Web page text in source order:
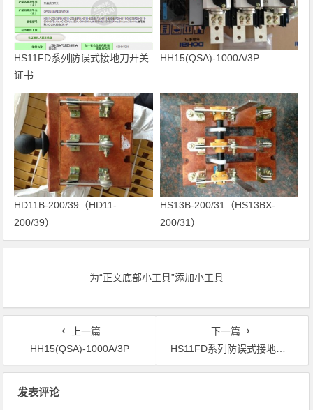
HS11FD系列防误式接地刀开关
证书
HH15(QSA)-1000A/3P
HD11B-200/39（HD11-
200/39）
HS13B-200/31（HS13BX-
200/31）
为“正文底部小工具”添加小工具
上一篇
HH15(QSA)-1000A/3P
下一篇
HS11FD系列防误式接地刀开关证书
发表评论